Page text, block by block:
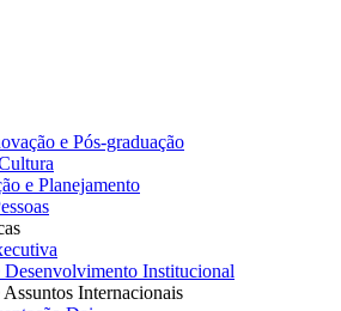
e Pós-graduação
e Planejamento
Institucional
Internacionais